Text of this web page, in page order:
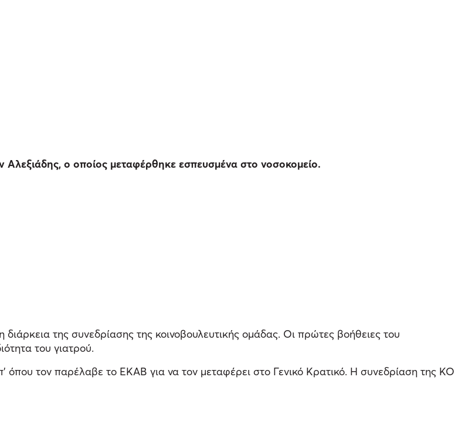
ο οποίος μεταφέρθηκε εσπευσμένα στο νοσοκομείο.
της συνεδρίασης της κοινοβουλευτικής ομάδας. Οι πρώτες βοήθειες του
του γιατρού.
όπου τον παρέλαβε το ΕΚΑΒ για να τον μεταφέρει στο Γενικό Κρατικό. Η συνεδρίαση της ΚΟ